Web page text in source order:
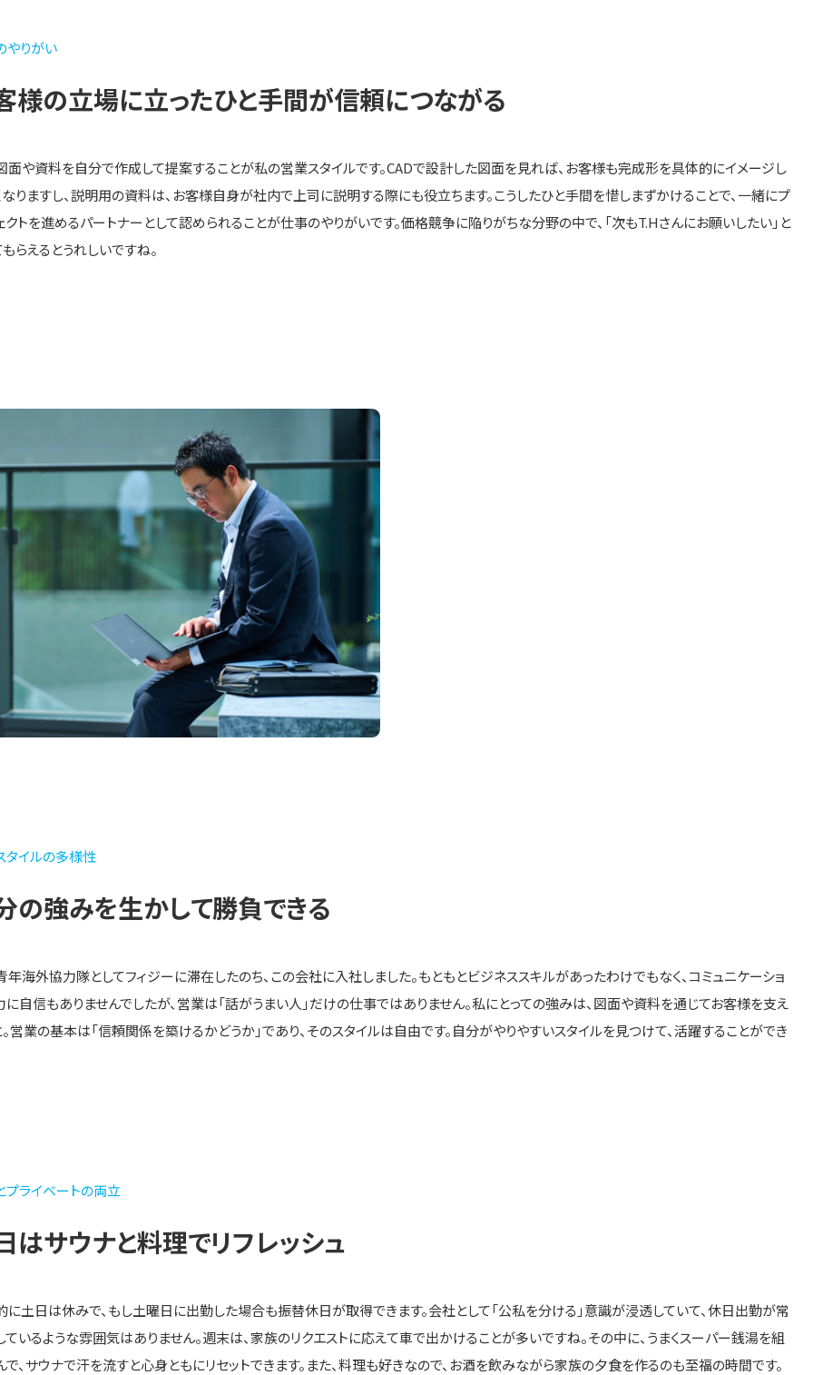
やりがい
様の立場に立ったひと手間が信頼につながる
面や資料を自分で作成して提案することが私の営業スタイルです。CADで設計した図面を見れば、お客様も完成形を具体的にイメージし
なりますし、説明用の資料は、お客様自身が社内で上司に説明する際にも役立ちます。こうしたひと手間を惜しまずかけることで、一緒にプ
クトを進めるパートナーとして認められることが仕事のやりがいです。価格競争に陥りがちな分野の中で、「次もT.Hさんにお願いしたい」と
らえるとうれしいですね。
タイルの多様性
の強みを生かして勝負できる
年海外協力隊としてフィジーに滞在したのち、この会社に入社しました。もともとビジネススキルがあったわけでもなく、コミュニケーショ
に自信もありませんでしたが、営業は「話がうまい人」だけの仕事ではありません。私にとっての強みは、図面や資料を通じてお客様を支え
。営業の基本は「信頼関係を築けるかどうか」であり、そのスタイルは自由です。自分がやりやすいスタイルを見つけて、活躍することができ
プライベートの両立
はサウナと料理でリフレッシュ
に土日は休みで、もし土曜日に出勤した場合も振替休日が取得できます。会社として「公私を分ける」意識が浸透していて、休日出勤が常
ているような雰囲気はありません。週末は、家族のリクエストに応えて車で出かけることが多いですね。その中に、うまくスーパー銭湯を組
で、サウナで汗を流すと心身ともにリセットできます。また、料理も好きなので、お酒を飲みながら家族の夕食を作るのも至福の時間です。